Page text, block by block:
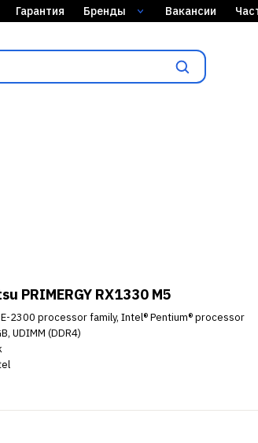
Гарантия Бренды Вакансии
PRIMERGY RX1330 M5
E-2300 processor family, Intel® Pentium® processor
UDIMM (DDR4)